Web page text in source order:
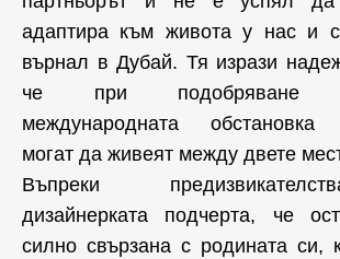
адаптира към живота у нас и
върнал в Дубай. Тя изрази
че при подобряване
международната
могат да живеят между двете
Въпреки
дизайнерката подчерта, че
силно свързана с родината си,